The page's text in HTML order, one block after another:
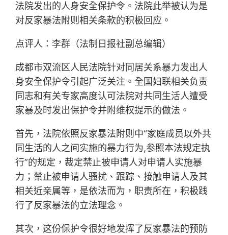
法院发出的人身安全保护令。法院此举被认为是
对反家暴法附则相关条款的积极回应。
点评人：李群（法制日报社副总编辑）
成都市双流区人民法院针对同居关系暴力发出人
身安全保护令引起广泛关注。全国妇联相关负责
同志和有关专家高度认可法院对共同生活人遭受
家暴及时发出保护令并附维权提示的做法。
首先，法院依照反家暴法附则中“家庭成员以外共
同生活的人之间实施的暴力行为,参照本法规定执
行”的规定，裁定禁止被申请人对申请人实施暴
力；禁止被申请人骚扰、跟踪、接触申请人及其
相关近亲属等，是依法而为，职责所在，积极践
行了反家暴法的立法理念。
其次，这份保护令很好地发挥了反家暴法的预防